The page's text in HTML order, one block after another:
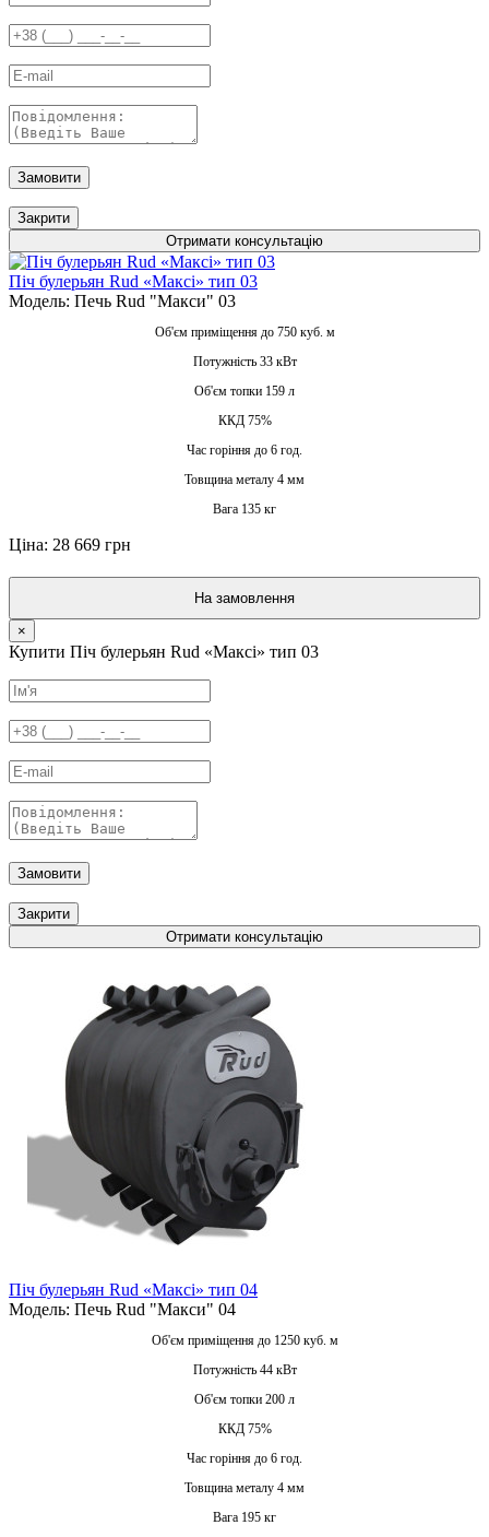
Замовити
Закрити
Отримати консультацію
Піч булерьян Rud «Максі» тип 03
Модель: Печь Rud "Макси" 03
Об'єм приміщення до 750 куб. м
Потужність 33 кВт
Об'єм топки 159 л
ККД 75%
Час горіння до 6 год.
Товщина металу 4 мм
Вага 135 кг
Ціна: 28 669 грн
На замовлення
×
Купити Піч булерьян Rud «Максі» тип 03
Замовити
Закрити
Отримати консультацію
Піч булерьян Rud «Максі» тип 04
Модель: Печь Rud "Макси" 04
Об'єм приміщення до 1250 куб. м
Потужність 44 кВт
Об'єм топки 200 л
ККД 75%
Час горіння до 6 год.
Товщина металу 4 мм
Вага 195 кг